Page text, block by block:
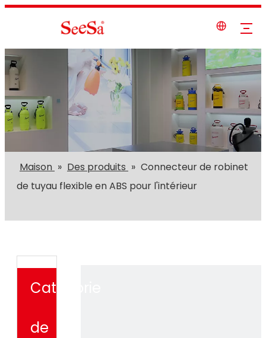
Maison » Des produits » Connecteur de robinet
de tuyau flexible en ABS pour l'intérieur
Catégorie
de